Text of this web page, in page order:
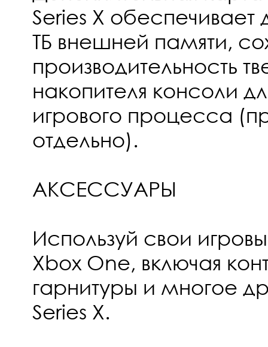
Series X обеспечивает
ТБ внешней памяти,
производительность
накопителя консоли
игрового процесса
отдельно).
АКСЕССУАРЫ
Используй свои
Xbox One, включая
гарнитуры и многое
Series X.